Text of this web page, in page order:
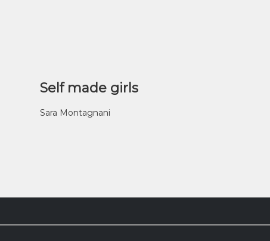
Self made girls
Sara Montagnani